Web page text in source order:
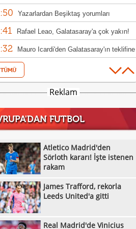
Yazarlardan Beşiktaş yorumları
Rafael Leao, Galatasaray'a çok yakın!
masadaki rakam
Mauro Icardi'den Galatasaray'ın teklifine
Beşiktaş'ın galibiyeti sonrası ülke
son durum
İşte Konferans Ligi'nde gecenin sonuçları
İşte Avrupa Ligi'nde gecenin sonuçları!
Atletico Madrid'den Sörloth kararı! İşte
rakam
Vincenzo Italiano: "Cesur olduk ve
Alexander Nübel: "Gol atmışız gibi
Filenin Sultanları'ndan güçlü prova
Reklam
FUTBOL
Atletico Madrid'den
Sörloth kararı! İşte istenen
rakam
James Trafford, rekorla
Leeds United'a gitti
Real Madrid'de Vinicius